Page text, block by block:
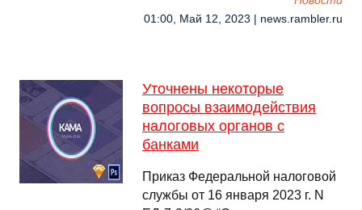
01:00, Май 12, 2023 | news.rambler.ru
Уточнены некоторые
вопросы взаимодействия
налоговых органов с
банками
Приказ Федеральной налоговой
службы от 16 января 2023 г. N